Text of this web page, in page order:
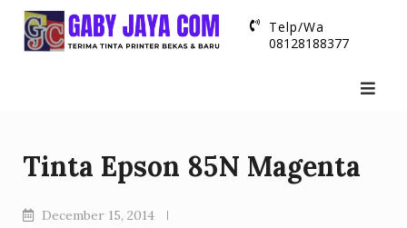
Skip
Telp/Wa
08128188377
Tinta Epson 85N Magenta
December 15, 2014